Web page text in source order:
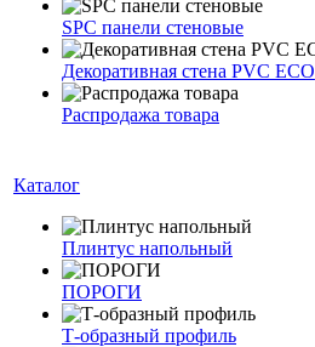
SPC панели стеновые
Декоративная стена PVC ECO
Распродажа товара
Каталог
Плинтус напольный
ПОРОГИ
Т-образный профиль